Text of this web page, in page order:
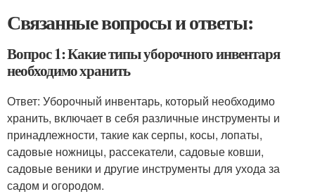
Связанные вопросы и ответы:
Вопрос 1: Какие типы уборочного инвентаря
необходимо хранить
Ответ: Уборочный инвентарь, который необходимо
хранить, включает в себя различные инструменты и
принадлежности, такие как серпы, косы, лопаты,
садовые ножницы, рассекатели, садовые ковши,
садовые веники и другие инструменты для ухода за
садом и огородом.